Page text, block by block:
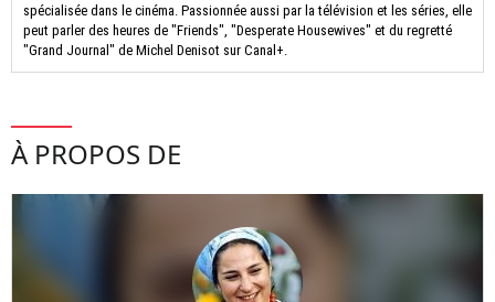
spécialisée dans le cinéma. Passionnée aussi par la télévision et les séries, elle
peut parler des heures de "Friends", "Desperate Housewives" et du regretté
"Grand Journal" de Michel Denisot sur Canal+.
À PROPOS DE